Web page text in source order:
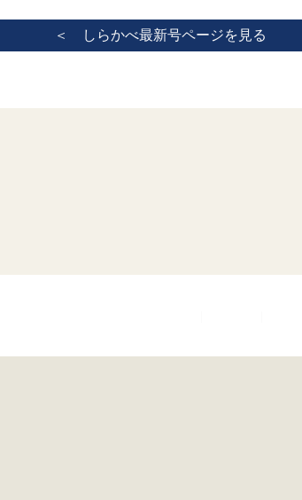
＜ しらかべ最新号ページを見る